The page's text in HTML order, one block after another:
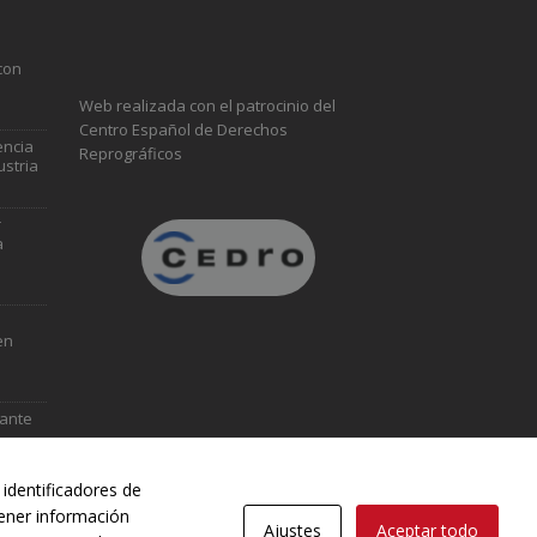
Web realizada con el patrocinio del
Centro Español de Derechos
Reprográficos
de
información
Ajustes Aceptar todo